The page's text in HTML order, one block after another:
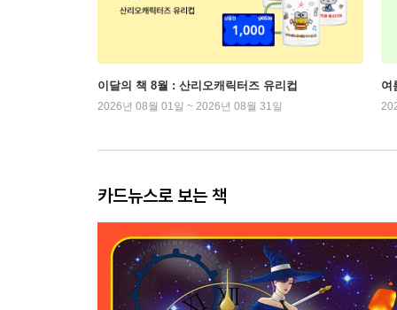
이달의 책 8월 : 산리오캐릭터즈 유리컵
2026년 08월 01일 ~ 2026년 08월 31일
여
카드뉴스로 보는 책